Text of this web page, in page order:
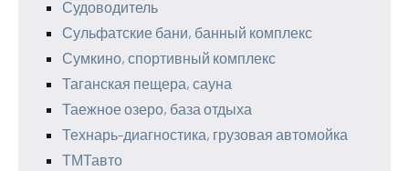
Судоводитель
Сульфатские бани, банный комплекс
Сумкино, спортивный комплекс
Таганская пещера, сауна
Таежное озеро, база отдыха
Технарь-диагностика, грузовая автомойка
ТМТавто